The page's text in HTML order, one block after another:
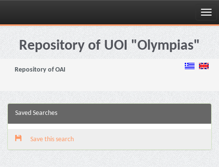
Skip
navigationRepository of UOI "Olympias"
Repository of OAI
Saved Searches
Save this search